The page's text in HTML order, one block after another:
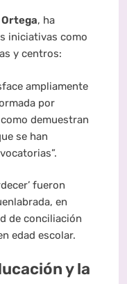
, ha
iniciativas como
y centros:
ampliamente
por
demuestran
se han
fueron
en
de conciliación
edad escolar.
y la